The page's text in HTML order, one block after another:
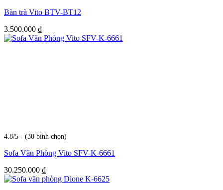
Bàn trà Vito BTV-BT12
3.500.000 ₫
4.8/5 - (30 bình chọn)
Sofa Văn Phòng Vito SFV-K-6661
30.250.000 ₫